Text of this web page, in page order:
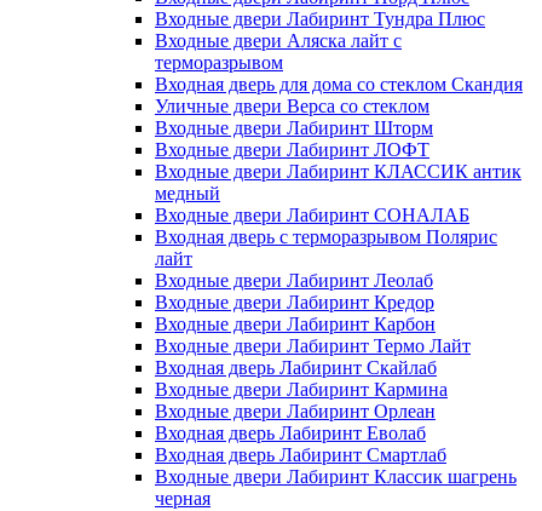
Входные двери Лабиринт Тундра Плюс
Входные двери Аляска лайт с
терморазрывом
Входная дверь для дома со стеклом Скандия
Уличные двери Верса со стеклом
Входные двери Лабиринт Шторм
Входные двери Лабиринт ЛОФТ
Входные двери Лабиринт КЛАССИК антик
медный
Входные двери Лабиринт СОНАЛАБ
Входная дверь с терморазрывом Полярис
лайт
Входные двери Лабиринт Леолаб
Входные двери Лабиринт Кредор
Входные двери Лабиринт Карбон
Входные двери Лабиринт Термо Лайт
Входная дверь Лабиринт Скайлаб
Входные двери Лабиринт Кармина
Входные двери Лабиринт Орлеан
Входная дверь Лабиринт Еволаб
Входная дверь Лабиринт Смартлаб
Входные двери Лабиринт Классик шагрень
черная